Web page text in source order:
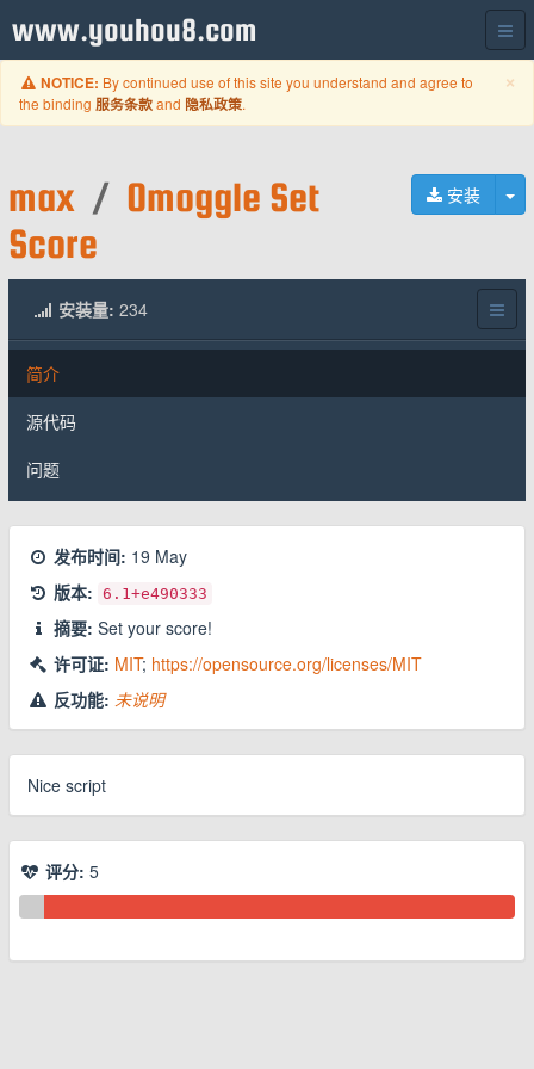
www.youhou8.com
×
NOTICE: By continued use of this site you understand and agree to
the binding 服务条款and 隐私政策.
安装
max / Omoggle Set
Score
安装量: 234
简介
源代码
问题
发布时间: 19 May
版本: 6.1+e490333
摘要: Set your score!
许可证: MIT; https://opensource.org/licenses/MIT
反功能: 未说明
Nice script
评分: 5